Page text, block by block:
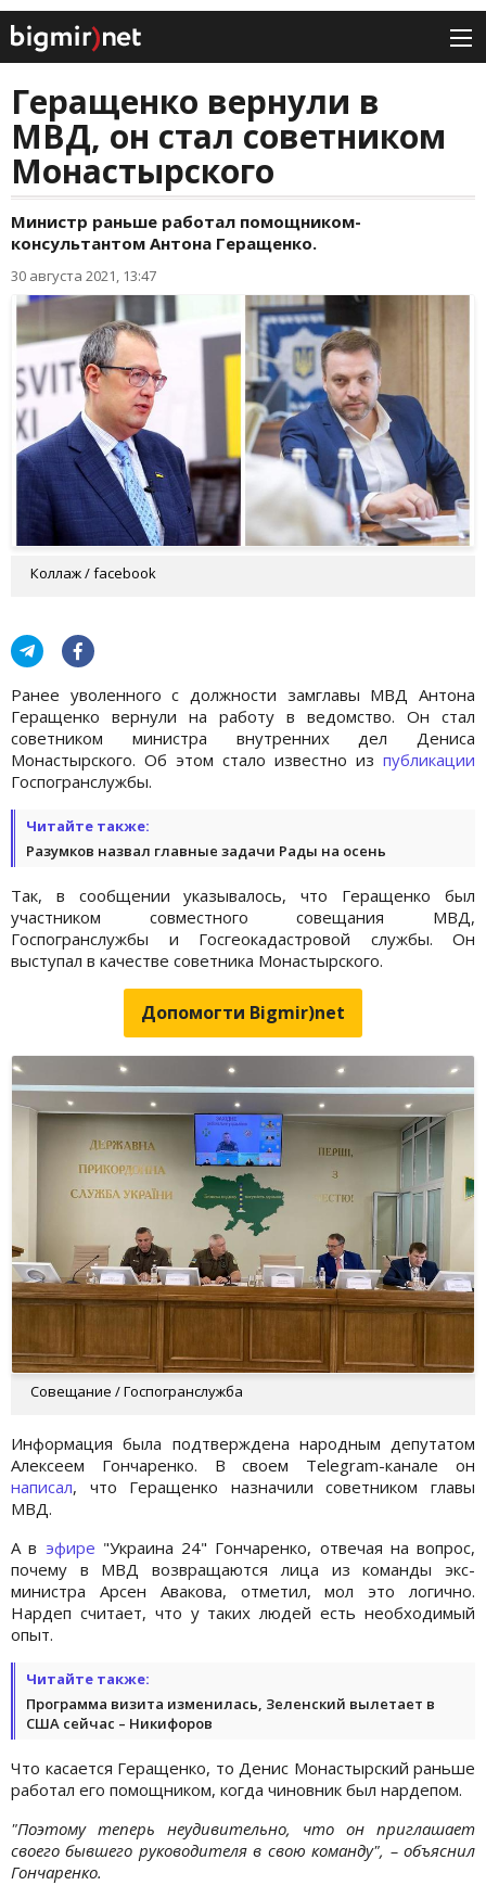
Геращенко вернули в
МВД, он стал советником
Монастырского
Министр раньше работал помощником-
консультантом Антона Геращенко.
30 августа 2021, 13:47
Коллаж / facebook
Ранее уволенного с должности замглавы МВД Антона
Геращенко вернули на работу в ведомство. Он стал
советником министра внутренних дел Дениса
Монастырского. Об этом стало известно из публикации
Госпогранслужбы.
Читайте также:
Разумков назвал главные задачи Рады на осень
Так, в сообщении указывалось, что Геращенко был
участником совместного совещания МВД,
Госпогранслужбы и Госгеокадастровой службы. Он
выступал в качестве советника Монастырского.
Допомогти Bigmir)net
Совещание / Госпогранслужба
Информация была подтверждена народным депутатом
Алексеем Гончаренко. В своем Telegram-канале он
написал, что Геращенко назначили советником главы
МВД.
А в эфире "Украина 24" Гончаренко, отвечая на вопрос,
почему в МВД возвращаются лица из команды экс-
министра Арсен Авакова, отметил, мол это логично.
Нардеп считает, что у таких людей есть необходимый
опыт.
Читайте также:
Программа визита изменилась, Зеленский вылетает в
США сейчас – Никифоров
Что касается Геращенко, то Денис Монастырский раньше
работал его помощником, когда чиновник был нардепом.
"Поэтому теперь неудивительно, что он приглашает
своего бывшего руководителя в свою команду", – объяснил
Гончаренко.